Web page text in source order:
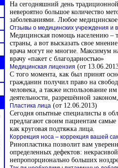
На сегодняшний день
невероятно большое количество
заболеваниями. Любое медицинское
Отзывы о медицинских учреждения и
Медицинская помощь населению –
страны, а вот высказать свое
врача могут не многие. Максимум
врачу «пакет с благодарностью»
Медицинская лицензия (от
С того момента, как был принят
гражданин получил право на
человека, а также использование
деятельности, разрешённой
Пластика лица (от 12.06.2013)
Сегодня опытные специалисты в
предлагают своим пациентам
как круговая подтяжка лица.
Коррекция носа – коррекция вашей
Ринопластика позволит вам
определенных дефектов:
непропорционально больших